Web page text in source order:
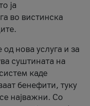
ја
во вистинска
нова услуга и за
суштината на
каде
бенефити, туку
најважни. Со